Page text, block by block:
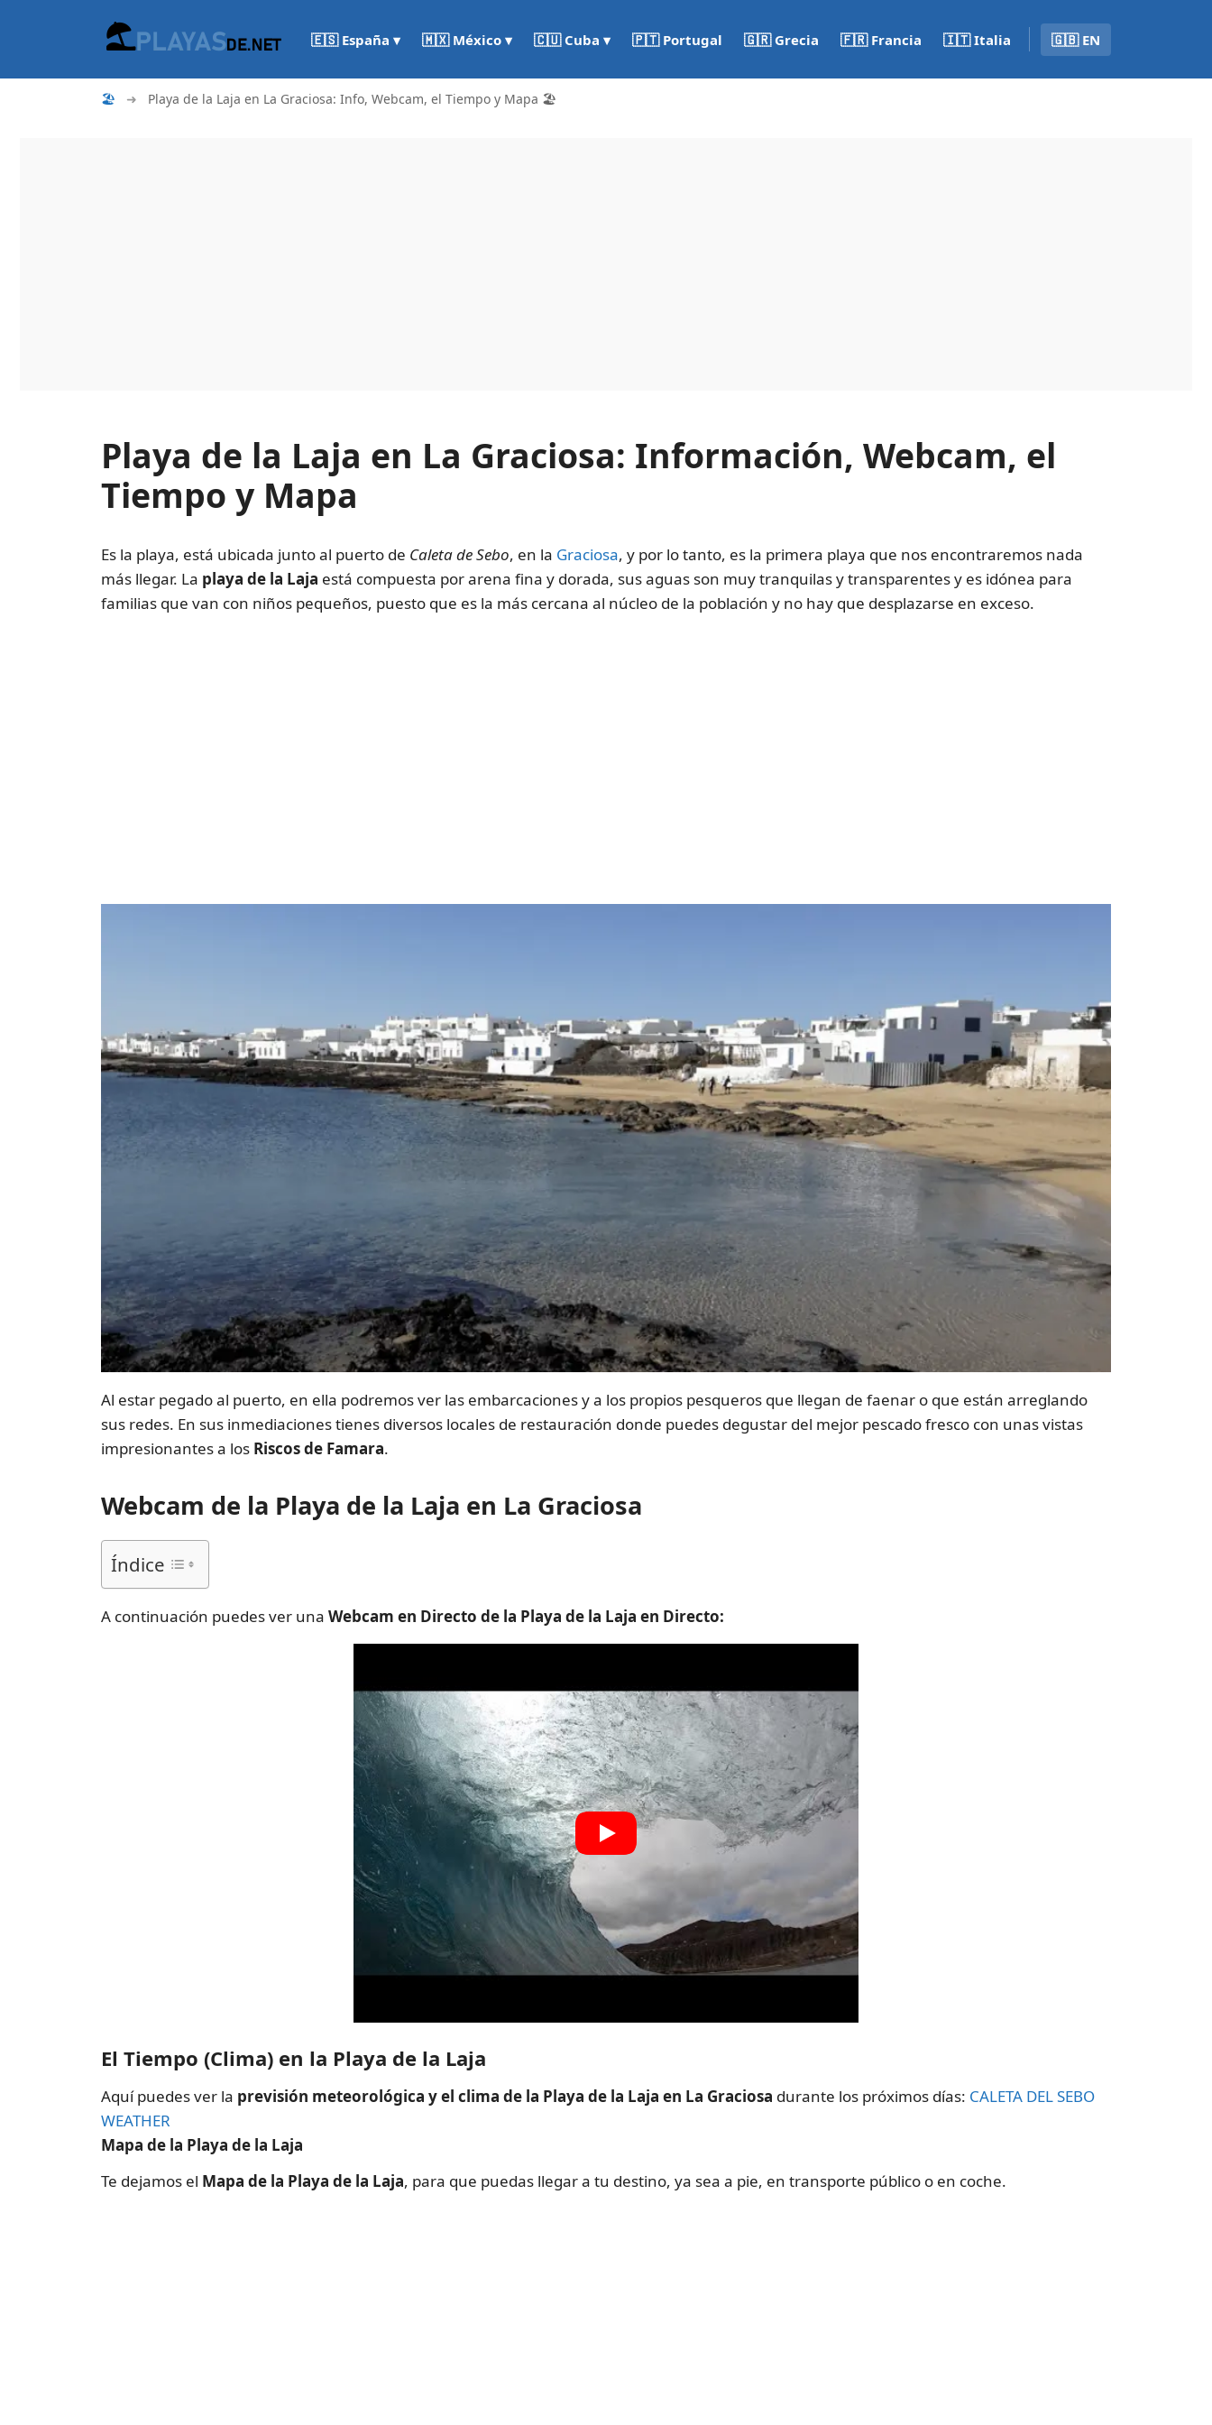
🇪🇸 España ▾ 🇲🇽 México ▾ 🇨🇺 Cuba ▾ 🇵🇹 Portugal 🇬🇷 Grecia 🇫🇷 Francia 🇮🇹 Italia 🇬🇧 EN
🏖 ➜ Playa de la Laja en La Graciosa: Info, Webcam, el Tiempo y Mapa 🏖️
Playa de la Laja en La Graciosa: Información, Webcam, el
Tiempo y Mapa
Es la playa, está ubicada junto al puerto de Caleta de Sebo, en la Graciosa, y por lo tanto, es la primera playa que nos encontraremos nada
más llegar. La playa de la Laja está compuesta por arena fina y dorada, sus aguas son muy tranquilas y transparentes y es idónea para
familias que van con niños pequeños, puesto que es la más cercana al núcleo de la población y no hay que desplazarse en exceso.
Al estar pegado al puerto, en ella podremos ver las embarcaciones y a los propios pesqueros que llegan de faenar o que están arreglando
sus redes. En sus inmediaciones tienes diversos locales de restauración donde puedes degustar del mejor pescado fresco con unas vistas
impresionantes a los Riscos de Famara.
Webcam de la Playa de la Laja en La Graciosa
Índice
A continuación puedes ver una Webcam en Directo de la Playa de la Laja en Directo:
El Tiempo (Clima) en la Playa de la Laja
Aquí puedes ver la previsión meteorológica y el clima de la Playa de la Laja en La Graciosa durante los próximos días: CALETA DEL SEBO
WEATHER
Mapa de la Playa de la Laja
Te dejamos el Mapa de la Playa de la Laja, para que puedas llegar a tu destino, ya sea a pie, en transporte público o en coche.